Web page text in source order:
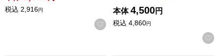
税込 2,916円
お気に入りに登録する
本体 4,500円
税込 4,860円